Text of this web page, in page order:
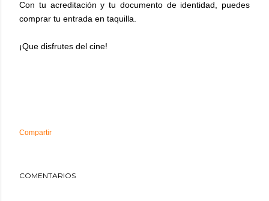
Con tu acreditación y tu documento de identidad, puedes
comprar tu entrada en taquilla.
¡Que disfrutes del cine!
Compartir
COMENTARIOS